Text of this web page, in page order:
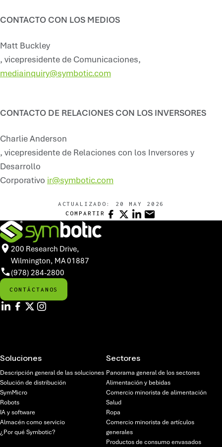
CONTACTO CON LOS MEDIOS
Matt Buckley
, vicepresidente de Comunicaciones,
mediainquiry@symbotic.com
CONTACTO DE RELACIONES CON LOS INVERSORES
Charlie Anderson
, vicepresidente de Relaciones con los Inversores y
Desarrollo
Corporativo ir@symbotic.com
ACTUALIZADO: 20 MAY 2026
COMPARTIR
FACEBOOK
X LINKEDIN
CORREO
200 Research Drive,
Wilmington, MA 01887
(978) 284-2800
CONTÁCTANOS
Soluciones
Descripción general de las soluciones
Solución de distribución
SymMicro
Robots
IA y software
Almacén como servicio
¿Por qué Symbotic?
Sectores
Panorama general de los sectores
Alimentación y bebidas
Comercio minorista de alimentación
Salud
Ropa
Comercio minorista de artículos
generales
Productos de consumo envasados